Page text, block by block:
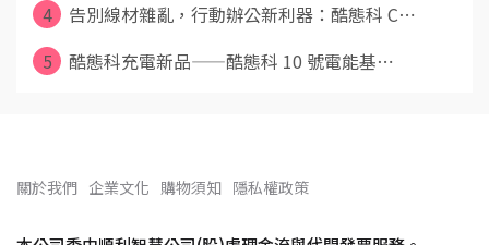
4
告別線材雜亂，行動辦公新利器：酷態科 C⋯
5
酷態科充電新品——酷態科 10 號電能基⋯
關於我們 企業文化 購物須知 隱私權政策